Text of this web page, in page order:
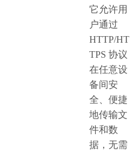
它允许用
户通过
HTTP/HT
TPS 协议
在任意设
备间安
全、便捷
地传输文
件和数
据，无需